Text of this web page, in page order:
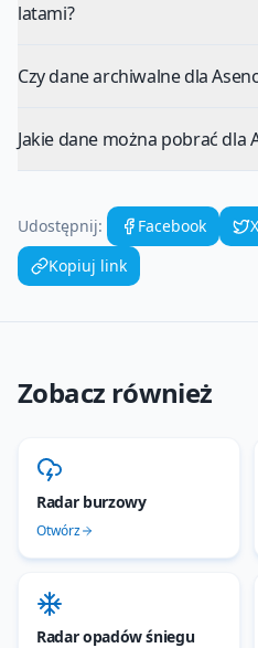
latami?
Czy dane archiwalne dla
Jakie dane można pobrać dla
Udostępnij: Facebook X
Kopiuj link
Zobacz również
Radar burzowy
Otwórz
Radar opadów śniegu